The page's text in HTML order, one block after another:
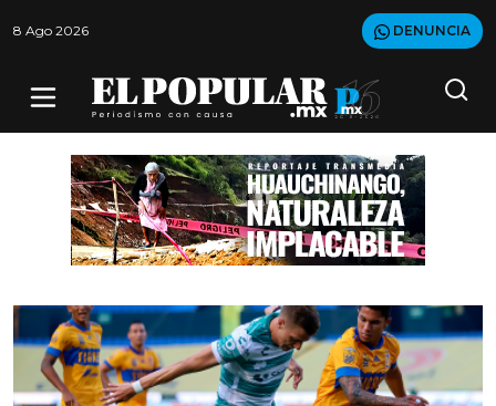
8 Ago 2026 DENUNCIA